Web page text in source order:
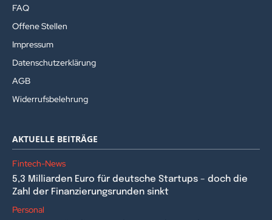
FAQ
Offene Stellen
Impressum
Datenschutzerklärung
AGB
Widerrufsbelehrung
AKTUELLE BEITRÄGE
Fintech-News
5,3 Milliarden Euro für deutsche Startups – doch die
Zahl der Finanzierungsrunden sinkt
Personal